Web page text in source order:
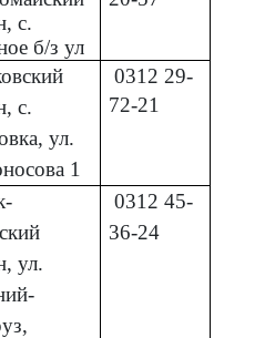
с.
б/з ул
с.
ул.
1
0312 29-
72-21
ул.
031245-
36-24